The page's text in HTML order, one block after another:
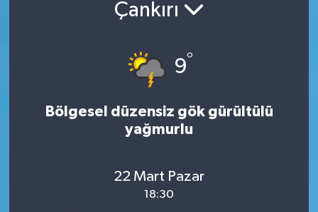
Çankırı
9°
Bölgesel düzensiz gök gürültülü
yağmurlu
22 Mart Pazar
18:30